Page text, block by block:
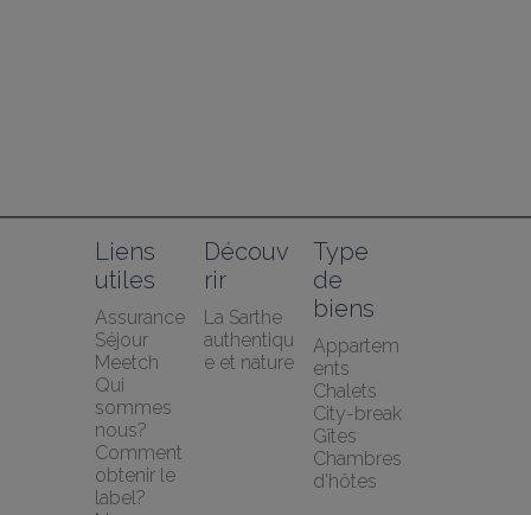
Liens
utiles
Assurance
Séjour
Meetch
Qui
sommes
nous?
Comment
obtenir le
label?
Découv
rir
La Sarthe
authentiqu
e et nature
Type
de
biens
Appartem
ents
Chalets
City-break
Gîtes
Chambres
d'hôtes